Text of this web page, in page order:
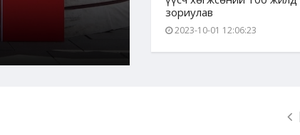
Admin 2024-06-04
зориулав
2023-10-01 12:06:23